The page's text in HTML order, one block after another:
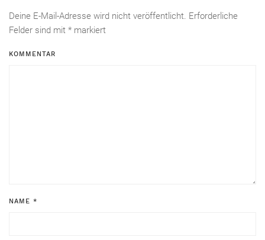
Deine E-Mail-Adresse wird nicht veröffentlicht. Erforderliche
Felder sind mit * markiert
KOMMENTAR
NAME *